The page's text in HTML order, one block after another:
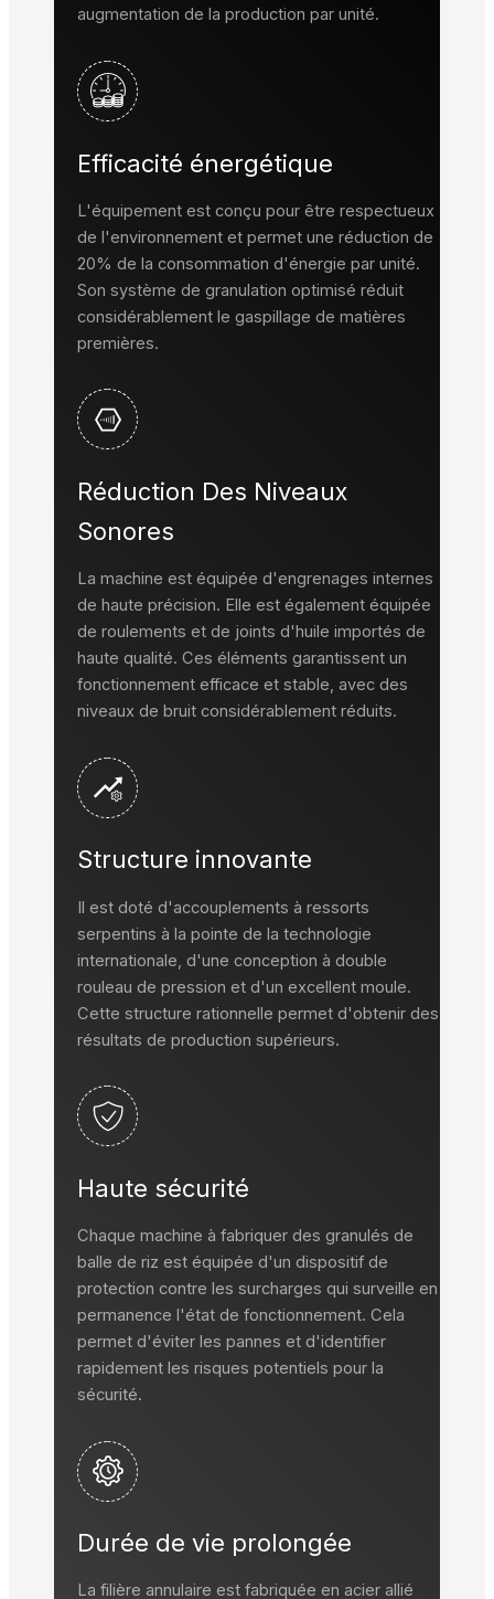
augmentation de la production par unité.
Efficacité énergétique
L'équipement est conçu pour être respectueux
de l'environnement et permet une réduction de
20% de la consommation d'énergie par unité.
Son système de granulation optimisé réduit
considérablement le gaspillage de matières
premières.
Réduction Des Niveaux
Sonores
La machine est équipée d'engrenages internes
de haute précision. Elle est également équipée
de roulements et de joints d'huile importés de
haute qualité. Ces éléments garantissent un
fonctionnement efficace et stable, avec des
niveaux de bruit considérablement réduits.
Structure innovante
Il est doté d'accouplements à ressorts
serpentins à la pointe de la technologie
internationale, d'une conception à double
rouleau de pression et d'un excellent moule.
Cette structure rationnelle permet d'obtenir des
résultats de production supérieurs.
Haute sécurité
Chaque machine à fabriquer des granulés de
balle de riz est équipée d'un dispositif de
protection contre les surcharges qui surveille en
permanence l'état de fonctionnement. Cela
permet d'éviter les pannes et d'identifier
rapidement les risques potentiels pour la
sécurité.
Durée de vie prolongée
La filière annulaire est fabriquée en acier allié